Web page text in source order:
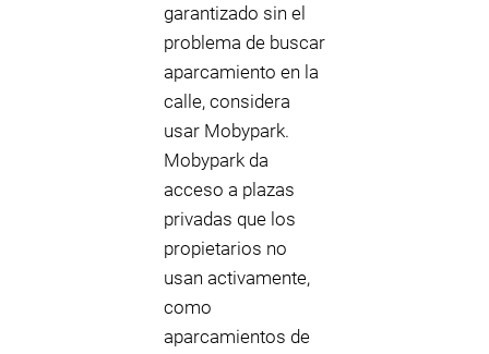
garantizado sin el
problema de buscar
aparcamiento en la
calle, considera
usar Mobypark.
Mobypark da
acceso a plazas
privadas que los
propietarios no
usan activamente,
como
aparcamientos de